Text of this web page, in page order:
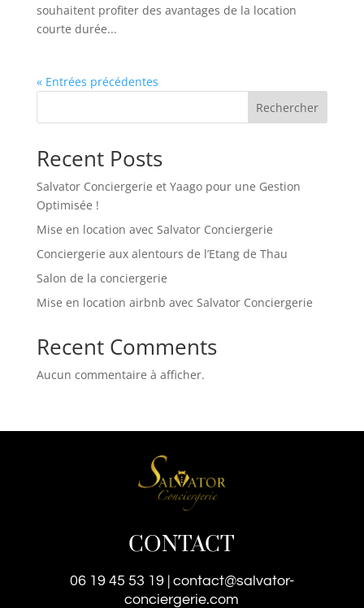
souhaitent profiter des avantages de la location
courte durée...
« Entrées précédentes
Rechercher
Recent Posts
Salvator Conciergerie et Yaago pour une Gestion
Optimisée !
Mise en location avec Salvator Conciergerie
Conciergerie aux alentours de l’Etang de Thau
Salon de la conciergerie
Mise en location airbnb avec Salvator Conciergerie
Recent Comments
Aucun commentaire à afficher.
CONTACT
06 19 45 53 19| contact@salvator-
conciergerie.com